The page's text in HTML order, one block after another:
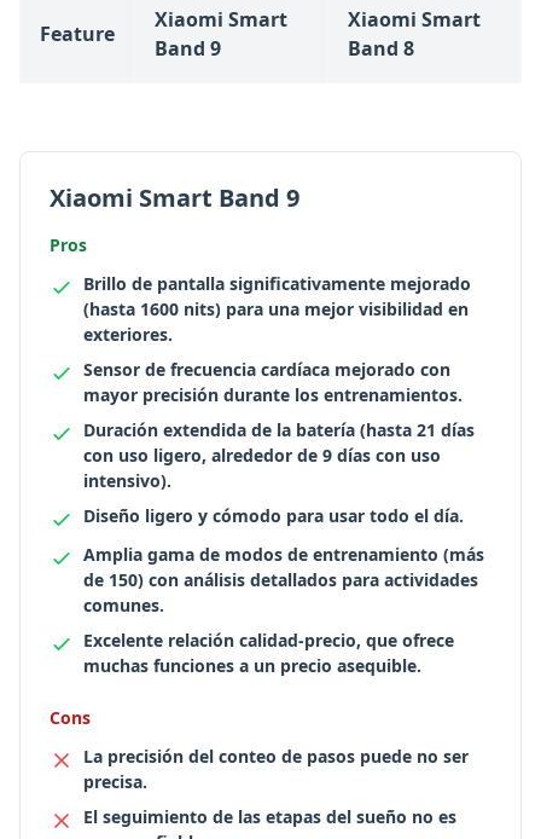
Feature
Xiaomi Smart
Band 9
Xiaomi Smart
Band 8
Xiaomi Smart Band 9
Pros
Brillo de pantalla significativamente mejorado
(hasta 1600 nits) para una mejor visibilidad en
exteriores.
Sensor de frecuencia cardíaca mejorado con
mayor precisión durante los entrenamientos.
Duración extendida de la batería (hasta 21 días
con uso ligero, alrededor de 9 días con uso
intensivo).
Diseño ligero y cómodo para usar todo el día.
Amplia gama de modos de entrenamiento (más
de 150) con análisis detallados para actividades
comunes.
Excelente relación calidad-precio, que ofrece
muchas funciones a un precio asequible.
Cons
La precisión del conteo de pasos puede no ser
precisa.
El seguimiento de las etapas del sueño no es